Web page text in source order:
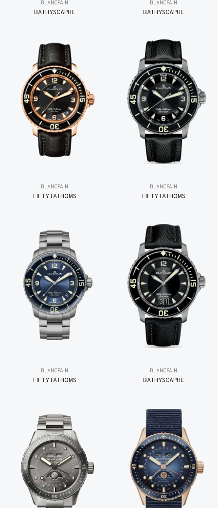
BLANCPAIN
BATHYSCAPHE
BLANCPAIN
BATHYSCAPHE
BLANCPAIN
FIFTY FATHOMS
BLANCPAIN
FIFTY FATHOMS
BLANCPAIN
FIFTY FATHOMS
BLANCPAIN
BATHYSCAPHE